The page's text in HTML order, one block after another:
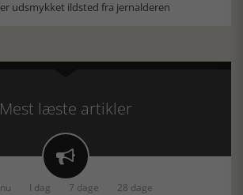
udsmykket ildsted fra jernalderen
Mest læste artikler

I dag 7 dage 28 dage